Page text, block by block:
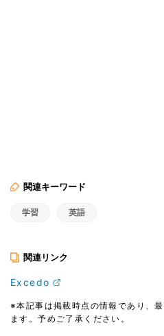
関連キーワード
学習 英語
関連リンク
Excedo
※本記事は掲載時点の情報であり、
ます。予めご了承ください。